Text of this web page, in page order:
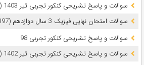
سوالات و پاسخ تشریحی کنکور تجربی تیر 1403 (نوبت دوم)
سوالات امتحان نهایی فیزیک 3 سال دوازدهم (1397 تا 1405)
سوالات و پاسخ تشریحی کنکور تجربی 98
سوالات و پاسخ تشریحی کنکور تجربی تیر 1402 (نوبت دوم)